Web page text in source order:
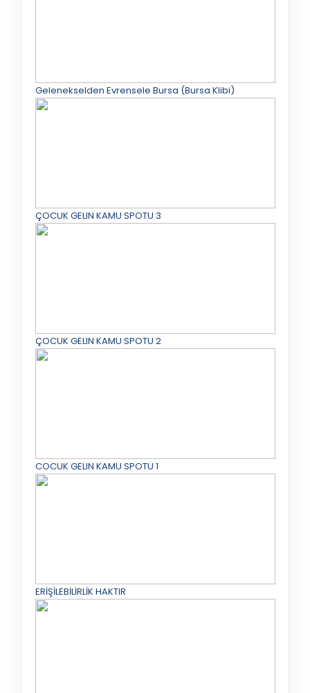
Gelenekselden Evrensele Bursa (Bursa Klibi)
ÇOCUK GELIN KAMU SPOTU 3
ÇOCUK GELIN KAMU SPOTU 2
COCUK GELIN KAMU SPOTU 1
ERİŞİLEBİLİRLİK HAKTIR